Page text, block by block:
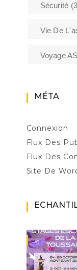
Sécurité
Vie De
Voyage
MÉTA
Connexion
Flux Des
Flux Des
Site De